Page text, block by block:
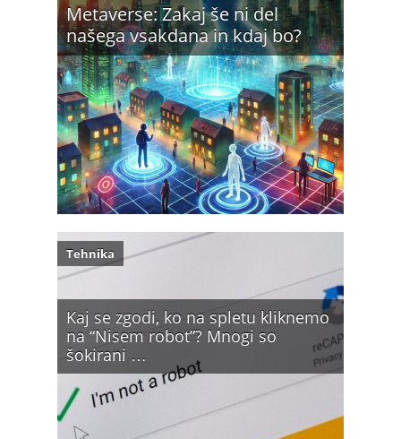
Metaverse: Zakaj še ni del
našega vsakdana in kdaj bo?
Kaj se zgodi, ko na spletu kliknemo
na “Nisem robot”? Mnogi so
šokirani …
Tehnika